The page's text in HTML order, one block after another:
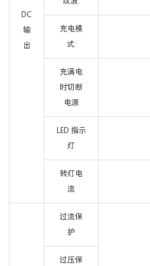
DC
输
出
充电模
式:
充满电
时切断
电源
LED 指示
灯
转灯电
流
过流保
护
过压保